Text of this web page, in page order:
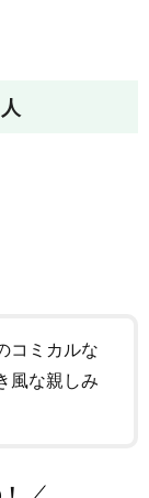
コミカルな
風な親しみ